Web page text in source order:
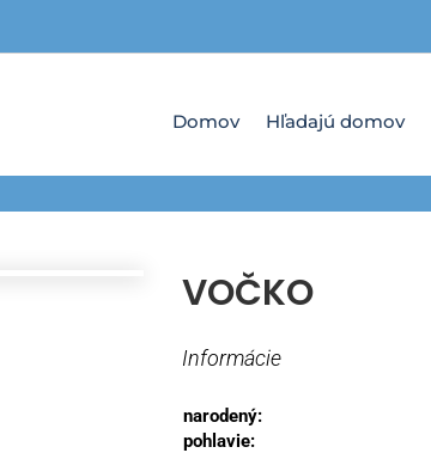
Domov Hľadajú domov
VOČKO
Informácie
narodený:
pohlavie: